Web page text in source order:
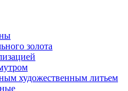
золота
художественным литьем